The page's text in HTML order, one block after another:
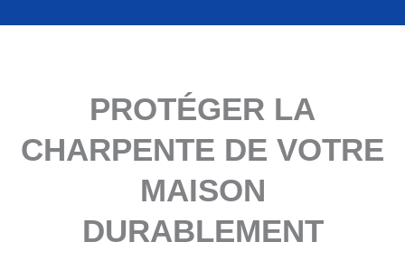
PROTÉGER LA
CHARPENTE DE VOTRE
MAISON
DURABLEMENT